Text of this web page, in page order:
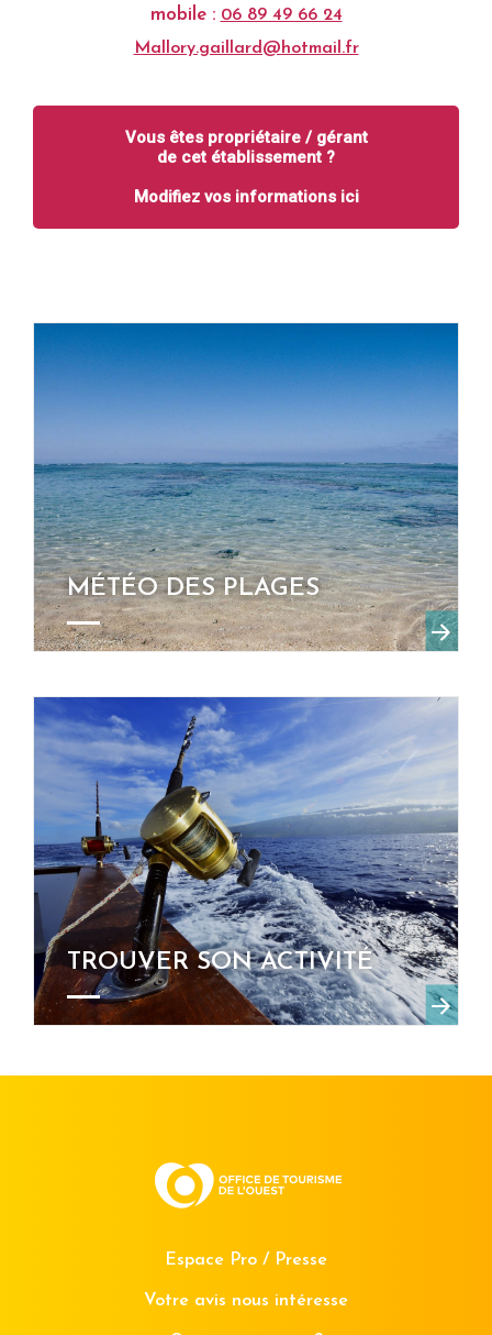
mobile : 06 89 49 66 24
Mallory.gaillard@hotmail.fr
Vous êtes propriétaire / gérant
de cet établissement ?
Modifiez vos informations ici
MÉTÉO DES PLAGES
TROUVER SON ACTIVITÉ
Espace Pro / Presse
Votre avis nous intéresse